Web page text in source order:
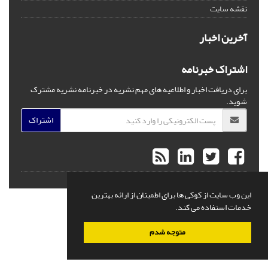
این وب سایت از کوکی ها برای اطمینان از ارائه بهترین
خدمات استفاده می کند.
متوجه شدم
نقشه سایت
آخرین اخبار
اشتراک خبرنامه
برای دریافت اخبار و اطلاعیه های مهم نشریه در خبرنامه نشریه مشترک
شوید.
اشتراک